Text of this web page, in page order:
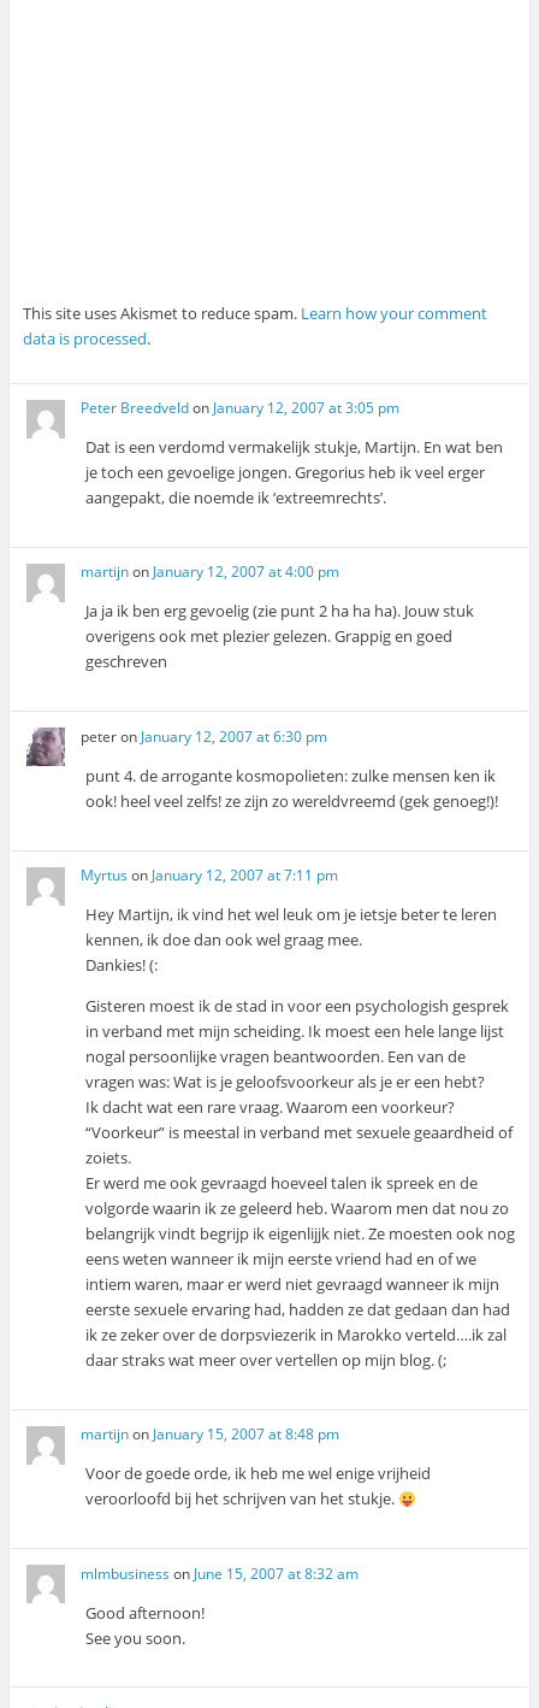
This site uses Akismet to reduce spam. Learn how your comment
data is processed.
Peter Breedveldon January 12, 2007 at 3:05 pm
Dat is een verdomd vermakelijk stukje, Martijn. En wat ben
je toch een gevoelige jongen. Gregorius heb ik veel erger
aangepakt, die noemde ik ‘extreemrechts’.
martijnonJanuary 12, 2007 at 4:00 pm
Ja ja ik ben erg gevoelig (zie punt 2 ha ha ha). Jouw stuk
overigens ook met plezier gelezen. Grappig en goed
geschreven
peteron January 12, 2007 at 6:30 pm
punt 4. de arrogante kosmopolieten: zulke mensen ken ik
ook! heel veel zelfs! ze zijn zo wereldvreemd (gek genoeg!)!
Myrtus on January 12, 2007 at 7:11 pm
Hey Martijn, ik vind het wel leuk om je ietsje beter te leren
kennen, ik doe dan ook wel graag mee.
Dankies! (:
Gisteren moest ik de stad in voor een psychologish gesprek
in verband met mijn scheiding. Ik moest een hele lange lijst
nogal persoonlijke vragen beantwoorden. Een van de
vragen was: Wat is je geloofsvoorkeur als je er een hebt?
Ik dacht wat een rare vraag. Waarom een voorkeur?
“Voorkeur” is meestal in verband met sexuele geaardheid of
zoiets.
Er werd me ook gevraagd hoeveel talen ik spreek en de
volgorde waarin ik ze geleerd heb. Waarom men dat nou zo
belangrijk vindt begrijp ik eigenlijjk niet. Ze moesten ook nog
eens weten wanneer ik mijn eerste vriend had en of we
intiem waren, maar er werd niet gevraagd wanneer ik mijn
eerste sexuele ervaring had, hadden ze dat gedaan dan had
ik ze zeker over de dorpsviezerik in Marokko verteld….ik zal
daar straks wat meer over vertellen op mijn blog. (;
martijnon January 15, 2007 at 8:48 pm
Voor de goede orde, ik heb me wel enige vrijheid
veroorloofd bij het schrijven van het stukje.
mlmbusiness on June 15, 2007 at 8:32 am
Good afternoon!
See you soon.